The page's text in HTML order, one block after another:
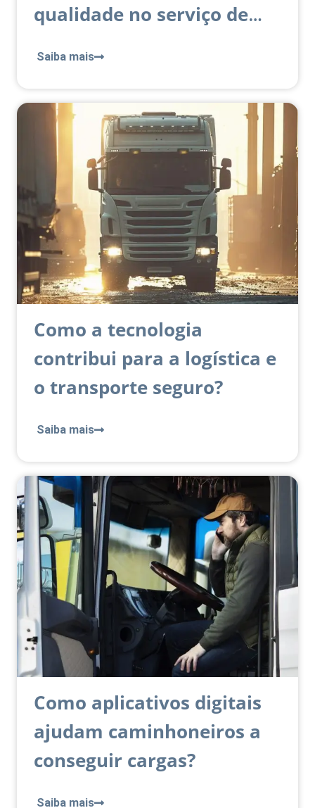
qualidade no serviço de
Saiba mais
Como a tecnologia
contribui para a logística e
o transporte seguro?
Saiba mais
Como aplicativos digitais
ajudam caminhoneiros a
conseguir cargas?
Saiba mais